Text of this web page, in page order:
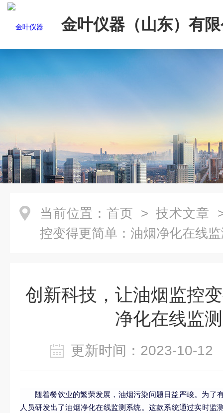
金叶仪器（山东）有
当前位置： 首页 > 技术文章
控变得更简单：油烟净化在线
创新科技，让油烟监控
净化在线监
更新时间：2023-10-
随着餐饮业的繁荣发展，油烟污染问题日益严峻。为了
人员研发出了油烟净化在线监测系统。这款系统通过实时监